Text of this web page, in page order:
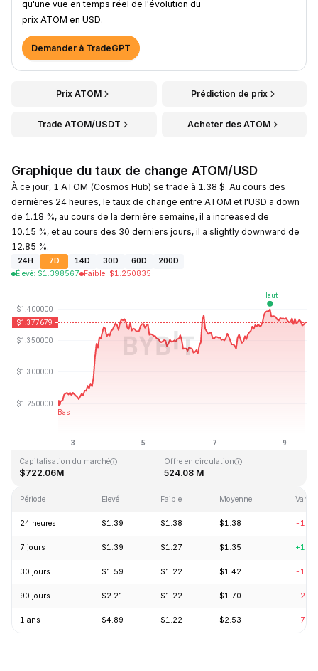
qu'une vue en temps réel de l'évolution du
prix ATOM en USD.
Demander à TradeGPT
Prix ATOM Prédiction de prix
Trade ATOM/USDT Acheter des ATOM
Graphique du taux de change ATOM/USD
À ce jour, 1 ATOM (Cosmos Hub) se trade à 1.38 $. Au cours des
dernières 24 heures, le taux de change entre ATOM et l'USD a down
de 1.18 %, au cours de la dernière semaine, il a increased de
10.15 %, et au cours des 30 derniers jours, il a slightly downward de
12.85 %.
24H 7D 14D 30D 60D
200D
Élevé: $1.398567 Faible: $1.250835
Dernière mise à jour : 2026-08-09, 14:13 GMT+0
Capitalisation du marché
$722.06M
Offre en circulation
524.08 M
Période Élevé Faible Moyenne
24 heures $1.39 $1.38 $1.38 -
7 jours $1.39 $1.27 $1.35
30 jours $1.59 $1.22 $1.42 -
90 jours $2.21 $1.22 $1.70 -
1 ans $4.89 $1.22 $2.53 -